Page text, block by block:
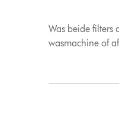
Was beide
wasmachine of